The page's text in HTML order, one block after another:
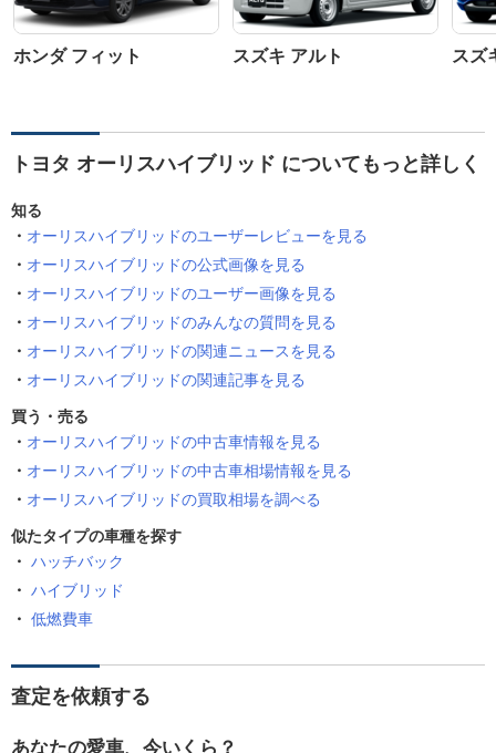
ホンダ フィット スズキ アルト スズ
トヨタ オーリスハイブリッド についてもっと詳しく
知る
オーリスハイブリッドのユーザーレビューを見る
オーリスハイブリッドの公式画像を見る
オーリスハイブリッドのユーザー画像を見る
オーリスハイブリッドのみんなの質問を見る
オーリスハイブリッドの関連ニュースを見る
オーリスハイブリッドの関連記事を見る
買う・売る
オーリスハイブリッドの中古車情報を見る
オーリスハイブリッドの中古車相場情報を見る
オーリスハイブリッドの買取相場を調べる
似たタイプの車種を探す
ハッチバック
ハイブリッド
低燃費車
査定を依頼する
あなたの愛車、今いくら？